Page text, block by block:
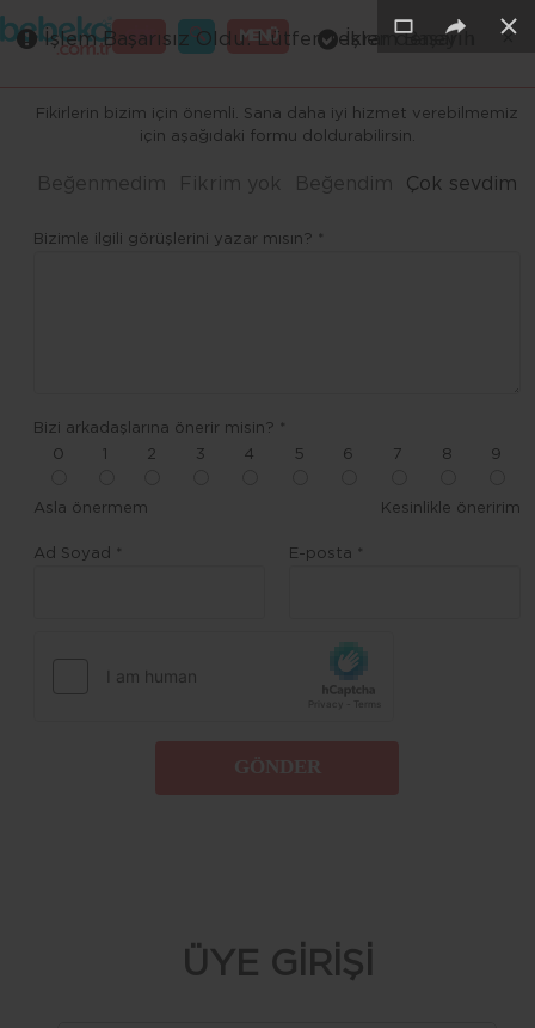
MENÜ
GİRİŞ
Fikirlerin bizim için önemli. Sana daha iyi hizmet verebilmemiz
için aşağıdaki formu doldurabilirsin.
Beğenmedim Fikrim yok Beğendim Çok sevdim
Bizimle ilgili görüşlerini yazar mısın? *
Bizi arkadaşlarına önerir misin? *
0
2 3 4 5 6 7 8 9
Asla önermem Kesinlikle öneririm
Ad Soyad * E-posta *
×
ÜYE GİRİŞİ
×
×
×
İşlem Başarılı ×
İşlem Başarısız Oldu. Lütfen tekrar deneyin ×